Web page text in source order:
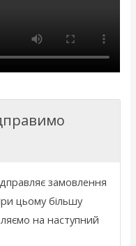
замовлення
цьому більшу
на наступний